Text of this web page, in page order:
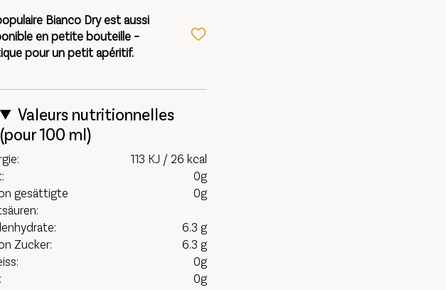
Bianco Dry est aussi
en petite bouteille –
pour un petit apéritif.
Valeurs nutritionnelles
(pour 100 ml)
113 KJ / 26 kcal
0g
gesättigte
0g
6.3 g
Zucker:
6.3 g
0g
0g